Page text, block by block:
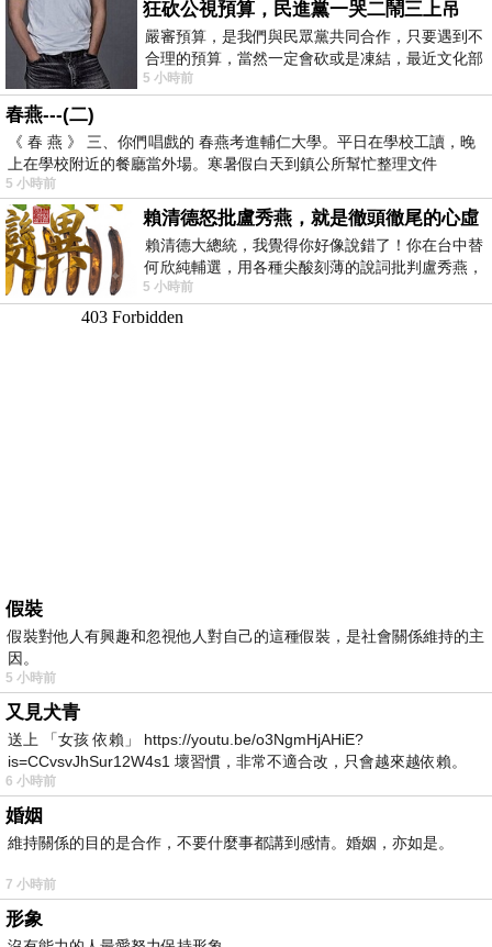
狂砍公視預算，民進黨一哭二鬧三上吊
嚴審預算，是我們與民眾黨共同合作，只要遇到不
合理的預算，當然一定會砍或是凍結，最近文化部
要編列公視和Taiwan plus預算，在110年
5 小時前
春燕---(二)
《 春 燕 》 三、你們唱戲的 春燕考進輔仁大學。平日在學校工讀，晚
上在學校附近的餐廳當外場。寒暑假白天到鎮公所幫忙整理文件
5 小時前
賴清德怒批盧秀燕，就是徹頭徹尾的心虛
賴清德大總統，我覺得你好像說錯了！你在台中替
何欣純輔選，用各種尖酸刻薄的說詞批判盧秀燕，
罵她施政滿意度輸給陳其邁，甚至還說盧
5 小時前
假裝
假裝對他人有興趣和忽視他人對自己的這種假裝，是社會關係維持的主
因。
5 小時前
又見犬青
送上 「女孩 依賴」 https://youtu.be/o3NgmHjAHiE?
is=CCvsvJhSur12W4s1 壞習慣，非常不適合改，只會越來越依賴。
我害怕的
6 小時前
婚姻
維持關係的目的是合作，不要什麼事都講到感情。婚姻，亦如是。
7 小時前
形象